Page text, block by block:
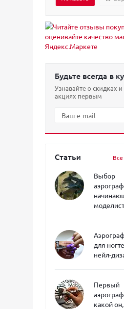
Будьте всегда в
Узнавайте о скидках и
акциях первым
Статьи Все
Выбор
для
нейл-
Первый
какой